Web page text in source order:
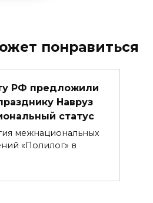
понравиться
РФ предложили
Навруз
статус
межнациональных
«Полилог» в